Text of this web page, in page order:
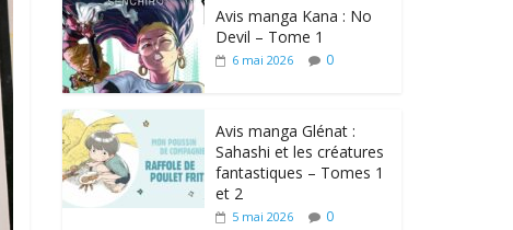
Avis manga Kana : No
Devil – Tome 1
6 mai 2026 0
Avis manga Glénat :
Sahashi et les créatures
fantastiques – Tomes 1
et 2
5 mai 2026 0